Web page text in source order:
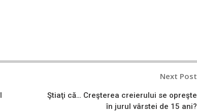
Next Post
Ştiaţi că… Creşterea creierului se opreşte
în jurul vârstei de 15 ani?